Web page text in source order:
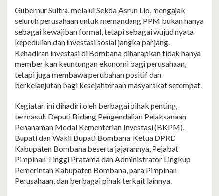
Gubernur Sultra, melalui Sekda Asrun Lio, mengajak
seluruh perusahaan untuk memandang PPM bukan hanya
sebagai kewajiban formal, tetapi sebagai wujud nyata
kepedulian dan investasi sosial jangka panjang.
Kehadiran investasi di Bombana diharapkan tidak hanya
memberikan keuntungan ekonomi bagi perusahaan,
tetapi juga membawa perubahan positif dan
berkelanjutan bagi kesejahteraan masyarakat setempat.
Kegiatan ini dihadiri oleh berbagai pihak penting,
termasuk Deputi Bidang Pengendalian Pelaksanaan
Penanaman Modal Kementerian Investasi (BKPM),
Bupati dan Wakil Bupati Bombana, Ketua DPRD
Kabupaten Bombana beserta jajarannya, Pejabat
Pimpinan Tinggi Pratama dan Administrator Lingkup
Pemerintah Kabupaten Bombana, para Pimpinan
Perusahaan, dan berbagai pihak terkait lainnya.